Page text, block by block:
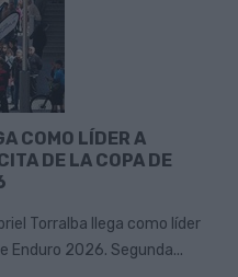
COMO LÍDER A
DE LA COPA DE
Torralba llega como líder
Enduro 2026. Segunda...